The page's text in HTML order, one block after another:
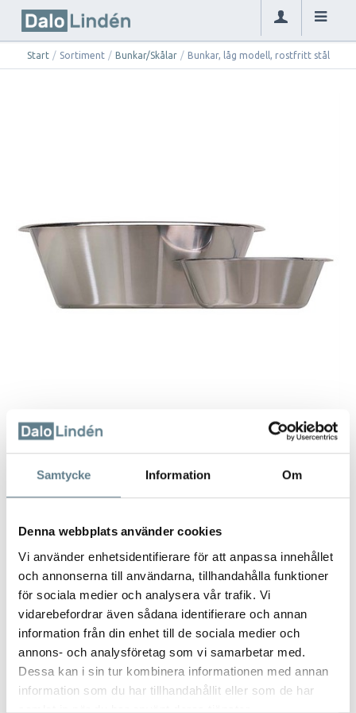
Samtycke Information Om
Denna webbplats använder cookies
Vi använder enhetsidentifierare för att anpassa innehållet
och annonserna till användarna, tillhandahålla funktioner
för sociala medier och analysera vår trafik. Vi
vidarebefordrar även sådana identifierare och annan
information från din enhet till de sociala medier och
annons- och analysföretag som vi samarbetar med.
Dessa kan i sin tur kombinera informationen med annan
information som du har tillhandahållit eller som de har
samlat in när du har använt deras tjänster.
Start / Sortiment / Bunkar/Skålar / Bunkar, låg modell, rostfritt stål
Bunkar, låg modell, rostfritt stål
Beskrivning
Klassisk bunke i rostfritt stål med stort användningsområde i köket.
Stilren bunke som kan användas till allt från att vispa grädde till att
servera färska sallader.
Staplingsbara.
250°C.
Kan maskindiskas. Ej användas i mikrovågsugn.